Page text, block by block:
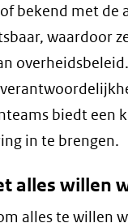
bekend met de
waardoor
biedt een
in te brengen.
alles willen
alles te willen